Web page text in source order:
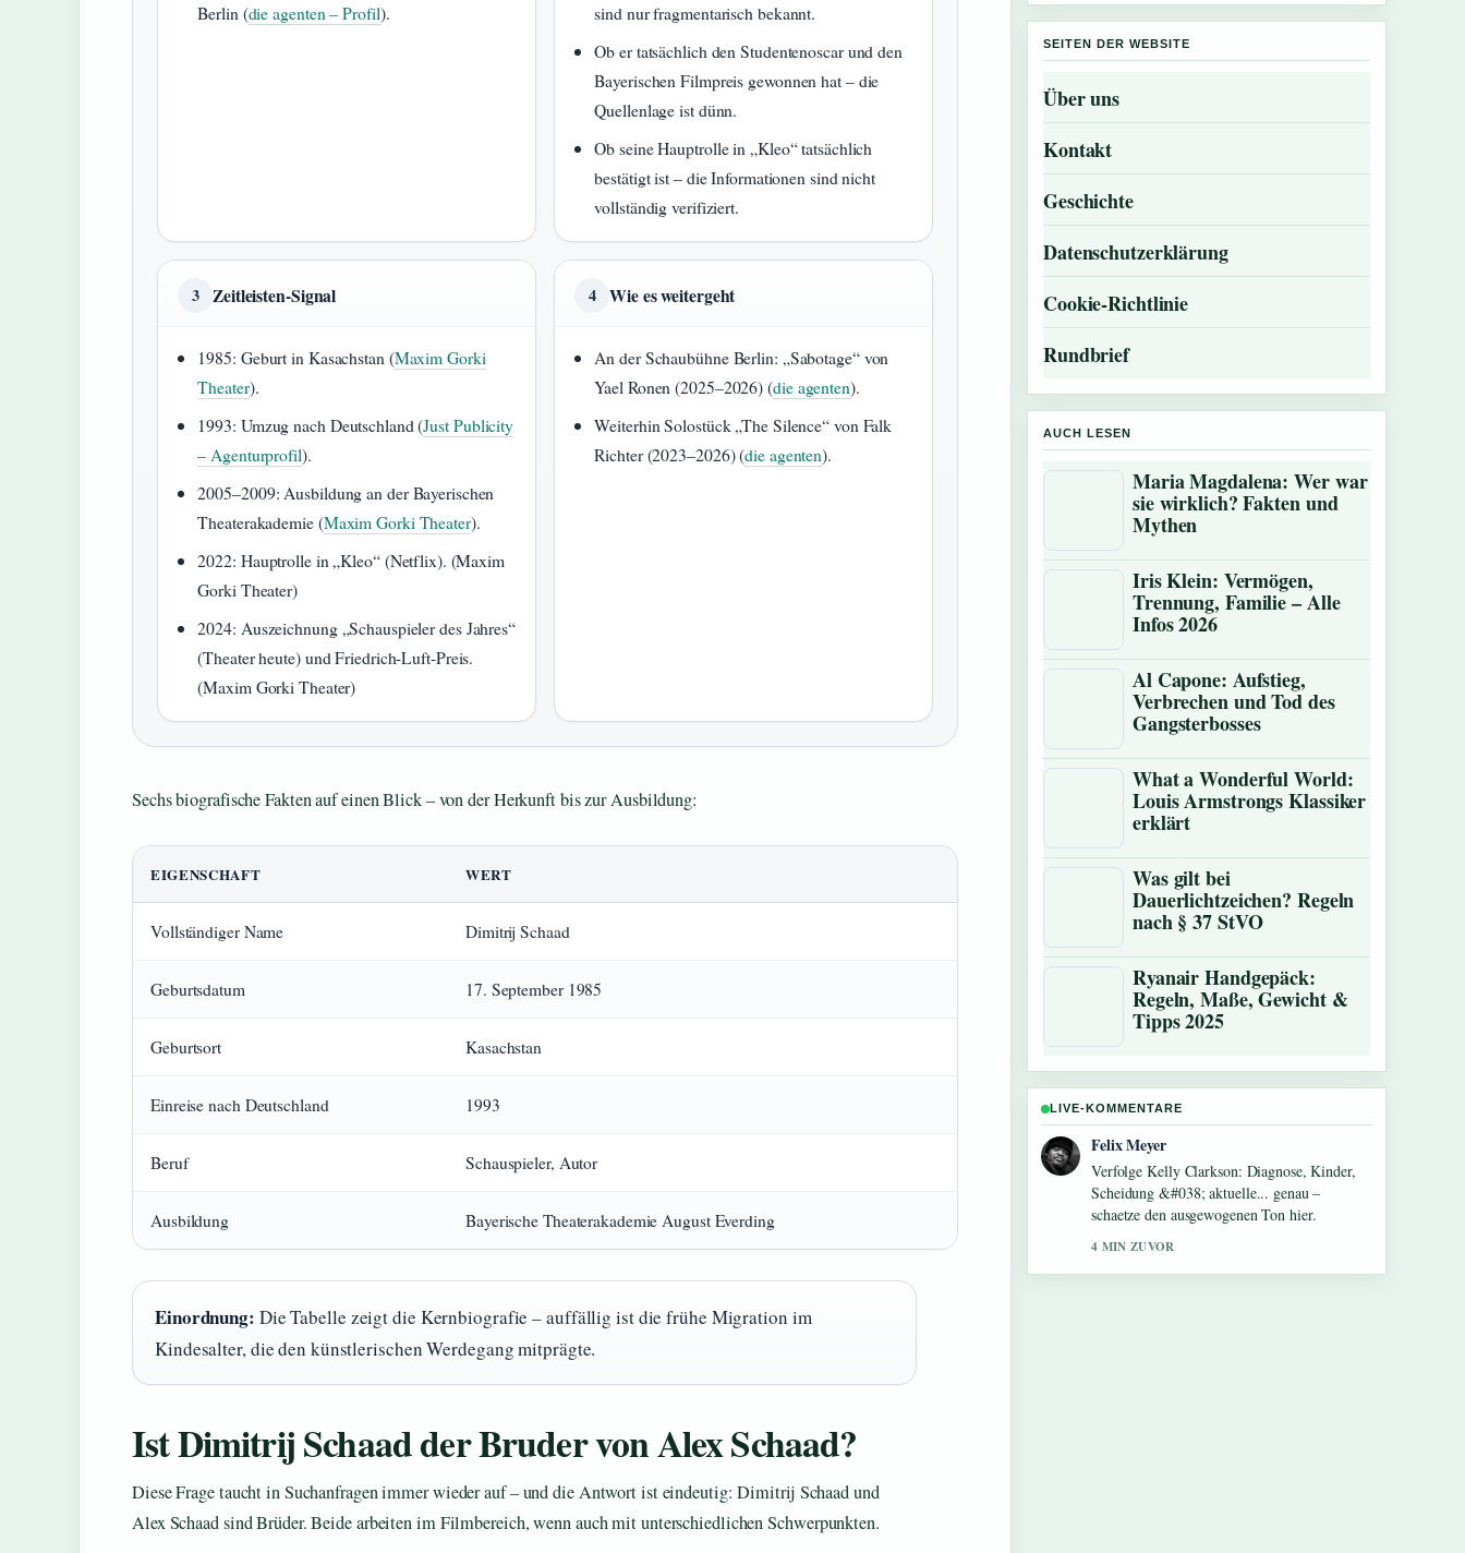
Berlin (die agenten – Profil).
sind nur fragmentarisch bekannt.
Ob er tatsächlich den Studentenoscar und den
Bayerischen Filmpreis gewonnen hat – die
Quellenlage ist dünn.
Ob seine Hauptrolle in „Kleo“ tatsächlich
bestätigt ist – die Informationen sind nicht
vollständig verifiziert.
3 Zeitleisten-Signal
1985: Geburt in Kasachstan (Maxim Gorki
Theater).
1993: Umzug nach Deutschland (Just Publicity
– Agenturprofil).
2005–2009: Ausbildung an der Bayerischen
Theaterakademie (Maxim Gorki Theater).
2022: Hauptrolle in „Kleo“ (Netflix). (Maxim
Gorki Theater)
2024: Auszeichnung „Schauspieler des Jahres“
(Theater heute) und Friedrich-Luft-Preis.
(Maxim Gorki Theater)
4 Wie es weitergeht
An der Schaubühne Berlin: „Sabotage“ von
Yael Ronen (2025–2026) (die agenten).
Weiterhin Solostück „The Silence“ von Falk
Richter (2023–2026) (die agenten).
Sechs biografische Fakten auf einen Blick – von der Herkunft bis zur Ausbildung:
EIGENSCHAFT WERT
Vollständiger Name Dimitrij Schaad
Geburtsdatum 17. September 1985
Geburtsort Kasachstan
Einreise nach Deutschland 1993
Beruf Schauspieler, Autor
Ausbildung Bayerische Theaterakademie August Everding
Einordnung: Die Tabelle zeigt die Kernbiografie – auffällig ist die frühe Migration im
Kindesalter, die den künstlerischen Werdegang mitprägte.
Ist Dimitrij Schaad der Bruder von Alex Schaad?
Diese Frage taucht in Suchanfragen immer wieder auf – und die Antwort ist eindeutig: Dimitrij Schaad und
Alex Schaad sind Brüder. Beide arbeiten im Filmbereich, wenn auch mit unterschiedlichen Schwerpunkten.
SEITEN DER WEBSITE
Über uns
Kontakt
Geschichte
Datenschutzerklärung
Cookie-Richtlinie
Rundbrief
AUCH LESEN
Maria Magdalena: Wer war
sie wirklich? Fakten und
Mythen
Iris Klein: Vermögen,
Trennung, Familie – Alle
Infos 2026
Al Capone: Aufstieg,
Verbrechen und Tod des
Gangsterbosses
What a Wonderful World:
Louis Armstrongs Klassiker
erklärt
Was gilt bei
Dauerlichtzeichen? Regeln
nach § 37 StVO
Ryanair Handgepäck:
Regeln, Maße, Gewicht &
Tipps 2025
LIVE-KOMMENTARE
Laura Becker
Hilfreicher Kontext zu Clelia Sarto: Leben,
Karriere und Familie. Bitte haltet diesen
Liveticker aktuell.
6 MIN ZUVOR